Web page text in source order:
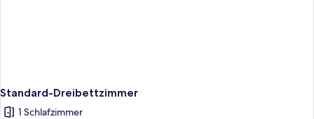
Standard-Dreibettzimmer
1 Schlafzimmer